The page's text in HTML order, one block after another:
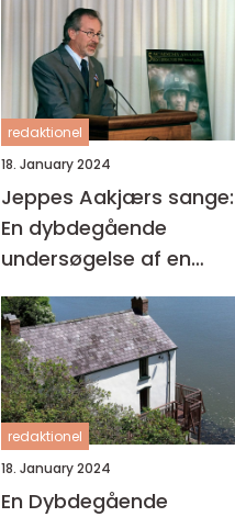
Litterære Værker
redaktionel
18. January 2024
Jeppes Aakjærs sange:
En dybdegående
undersøgelse af en
dansk poet
redaktionel
18. January 2024
En Dybdegående